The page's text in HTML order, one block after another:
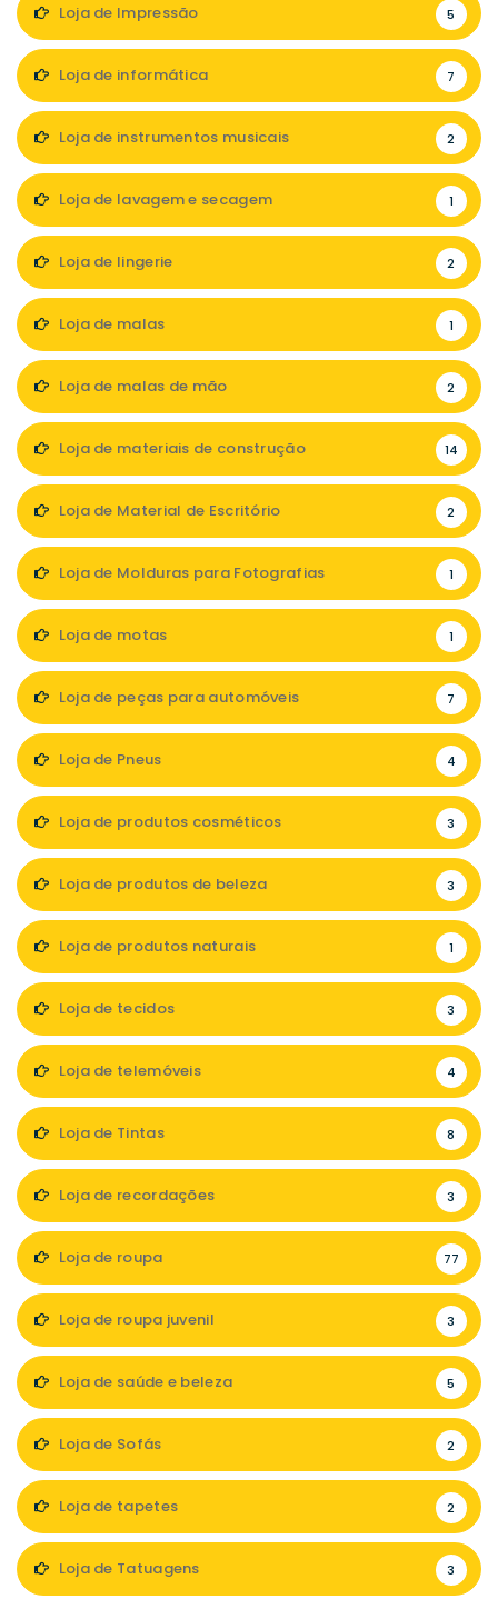
Loja de Impressão 5
Loja de informática 7
Loja de instrumentos musicais 2
Loja de lavagem e secagem 1
Loja de lingerie 2
Loja de malas 1
Loja de malas de mão 2
Loja de materiais de construção 14
Loja de Material de Escritório 2
Loja de Molduras para Fotografias 1
Loja de motas 1
Loja de peças para automóveis 7
Loja de Pneus 4
Loja de produtos cosméticos 3
Loja de produtos de beleza 3
Loja de produtos naturais 1
Loja de tecidos 3
Loja de telemóveis 4
Loja de Tintas 8
Loja de recordações 3
Loja de roupa 77
Loja de roupa juvenil 3
Loja de saúde e beleza 5
Loja de Sofás 2
Loja de tapetes 2
Loja de Tatuagens 3